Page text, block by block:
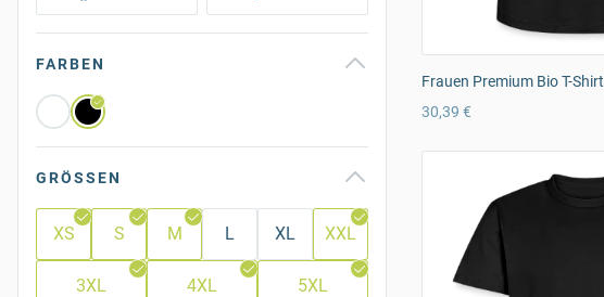
FARBEN
GRÖSSEN
XS S M L XL XXL
3XL 4XL 5XL
Frauen Premium Bio T-Shirt
30,39 €